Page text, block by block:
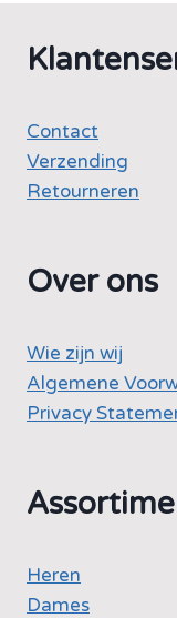
Contact
Verzending
Retourneren
Over ons
Wie zijn wij
Algemene
Privacy
Heren
Dames